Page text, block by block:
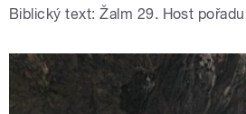
Biblický text: Žalm 29. Host